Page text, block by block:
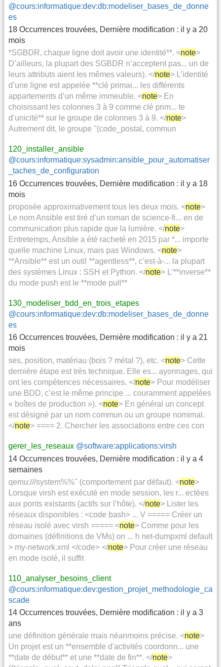
@cours:informatique:dev:db:modeliser_bases_de_donne
es
18 Occurrences trouvées, Dernière modification : il y a 20
mois
*SGBDR, chaque ligne doit avoir une identité**. <note>
D’ailleurs, la plupart des SGBDR n’acceptent pas... un de
leurs attributs aient les mêmes valeurs). </note> L’identité
d’une ligne est appelée **clé primai... les différents
appartements d’un même immeuble. <note> En
choisissant les colonnes 3 à 9 comme clé prim... te
d’unicité** sur le groupe de colonnes 3 à 9. </note>
Autrement dit, le groupe ''(code_postal, commun
120_installer_ansible
@cours:informatique:sysadmin:ansible_pour_automatiser
_taches_de_configuration
16 Occurrences trouvées, Dernière modification : il y a 18
mois
proposée approximativement tous les deux mois. <note>
Le nom Ansible est tiré d’un roman de science-fi... en de
communication plus rapide que la lumière. </note>
Entretemps, Ansible a été racheté en 2015 par *... importe
quelle machine Linux, mais pas Windows. <note>
**Ansible** est un outil **agentless**, c’est-à-... la plupart
des systèmes Linux : SSH et Python. </note> L’**inverse**
du mode push est le **mode pull**
130_modeliser_bdd_en_trois_etapes
@cours:informatique:dev:db:modeliser_bases_de_donne
es
16 Occurrences trouvées, Dernière modification : il y a 21
mois
ses, position, matériau (bois ? métal ?), etc. <note> Cette
dernière étape est très technique. Elle es... ayonnages, qui
ont les compétences nécessaires. </note> Pour modéliser
une BDD, c’est le même principe ... couramment appelées
« boîtes de production »). <note> En général un concept
est désigné par un nom commun ou un groupe nomimal.
</note> ==== 2. Chercher les associations entre ces con
gerer_les_reseaux @software:applications:virsh
14 Occurrences trouvées, Dernière modification : il y a 4
semaines
qemu:///system%%'' (comportement par défaut). <note>
Lorsque virsh est exécuté en mode session, les r... ectées
aux ponts existants (actifs sur l’hôte). </note> Lister les
réseaux disponibles : <code bash> ... V ===== Créer un
réseau isolé avec virsh ===== <note> Comme pour les
domaines (définitions de VMs) on ... h net-dumpxml default
> my-network.xml </code> </note> Pour créer une réseau
en mode isolé, il suffit
110_analyser_besoins_client
@cours:informatique:dev:gestion_projet_methodologie_ca
scade
14 Occurrences trouvées, Dernière modification : il y a 3
ans
une définition générale mais néanmoins précise. <note>
Un projet est un **ensemble d'activités coordonn... une
**date de début** et une **date de fin**. </note>